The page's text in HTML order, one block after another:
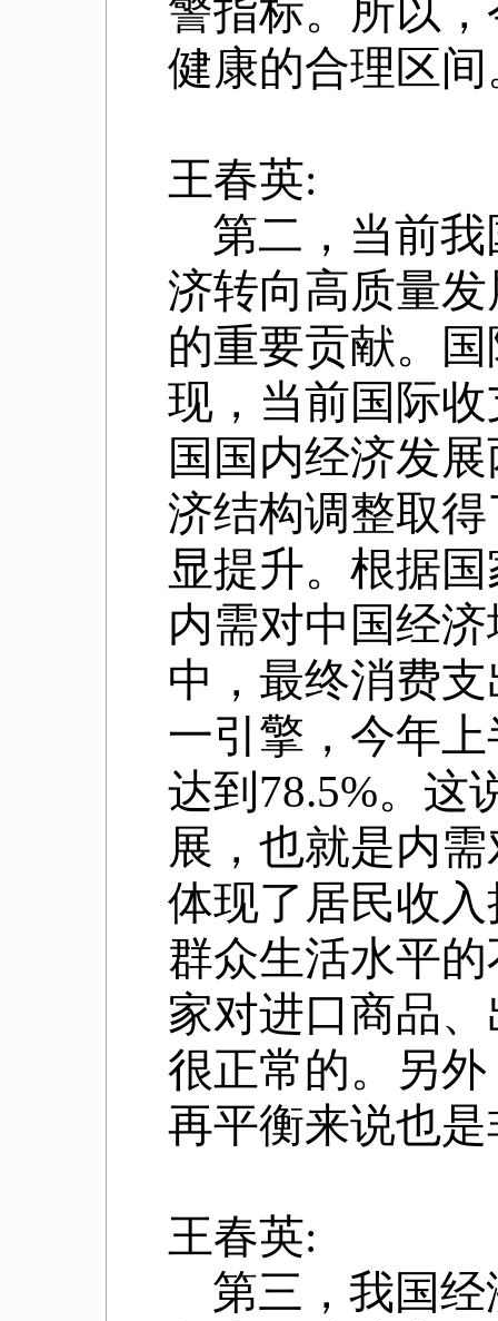
警指标。所以
健康的合理区间
王春英:
第二，当前
济转向高质量
的重要贡献。
现，当前国际
国国内经济发
济结构调整取
显提升。根据
内需对中国经
中，最终消费
一引擎，今年
达到78.5%。这
展，也就是内
体现了居民收
群众生活水平
家对进口商品
很正常的。另
再平衡来说也
王春英:
第三，我国